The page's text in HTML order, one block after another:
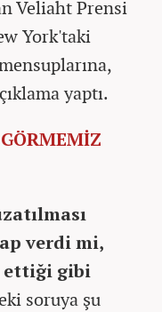
Veliaht Prensi
York'taki
yaptı.
verdi mi,
ettiği gibi
soruya şu